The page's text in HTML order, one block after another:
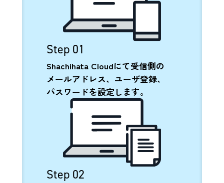
Step 01
Shachihata Cloudにて受信側の
メールアドレス、ユーザ登録、
パスワードを設定します。
Step 02